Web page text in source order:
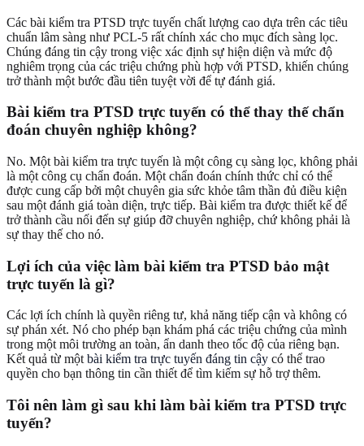
Các bài kiểm tra PTSD trực tuyến chất lượng cao dựa trên các tiêu
chuẩn lâm sàng như PCL-5 rất chính xác cho mục đích sàng lọc.
Chúng đáng tin cậy trong việc xác định sự hiện diện và mức độ
nghiêm trọng của các triệu chứng phù hợp với PTSD, khiến chúng
trở thành một bước đầu tiên tuyệt vời để tự đánh giá.
Bài kiểm tra PTSD trực tuyến có thể thay thế chẩn
đoán chuyên nghiệp không?
No. Một bài kiểm tra trực tuyến là một công cụ sàng lọc, không phải
là một công cụ chẩn đoán. Một chẩn đoán chính thức chỉ có thể
được cung cấp bởi một chuyên gia sức khỏe tâm thần đủ điều kiện
sau một đánh giá toàn diện, trực tiếp. Bài kiểm tra được thiết kế để
trở thành cầu nối đến sự giúp đỡ chuyên nghiệp, chứ không phải là
sự thay thế cho nó.
Lợi ích của việc làm bài kiểm tra PTSD bảo mật
trực tuyến là gì?
Các lợi ích chính là quyền riêng tư, khả năng tiếp cận và không có
sự phán xét. Nó cho phép bạn khám phá các triệu chứng của mình
trong một môi trường an toàn, ẩn danh theo tốc độ của riêng bạn.
Kết quả từ mộtbài kiểm tra trực tuyến đáng tin cậy có thể trao
quyền cho bạn thông tin cần thiết để tìm kiếm sự hỗ trợ thêm.
Tôi nên làm gì sau khi làm bài kiểm tra PTSD trực
tuyến?